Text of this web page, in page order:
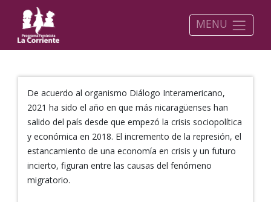
MENU
De acuerdo al organismo Diálogo Interamericano,
2021 ha sido el año en que más nicaragüenses han
salido del país desde que empezó la crisis sociopolítica
y económica en 2018. El incremento de la represión, el
estancamiento de una economía en crisis y un futuro
incierto, figuran entre las causas del fenómeno
migratorio.